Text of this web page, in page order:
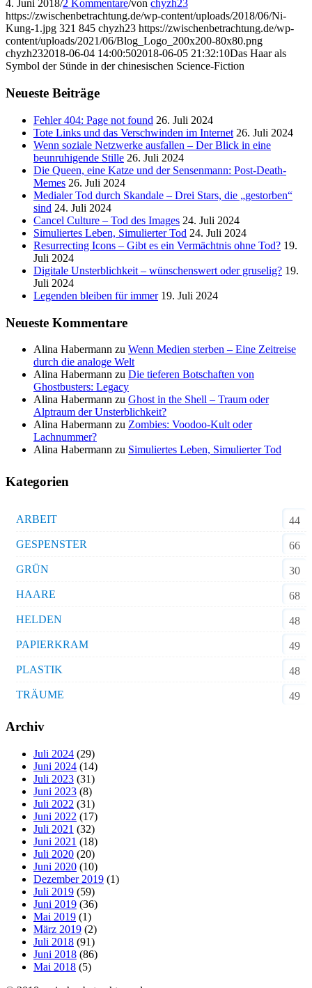
4. Juni 2018/2 Kommentare/von chyzh23
https://zwischenbetrachtung.de/wp-content/uploads/2018/06/Ni-
Kung-1.jpg 321 845 chyzh23 https://zwischenbetrachtung.de/wp-
content/uploads/2021/06/Blog_Logo_200x200-80x80.png
chyzh232018-06-04 14:00:502018-06-05 21:32:10Das Haar als
Symbol der Sünde in der chinesischen Science-Fiction
Neueste Beiträge
Fehler 404: Page not found 26. Juli 2024
Tote Links und das Verschwinden im Internet 26. Juli 2024
Wenn soziale Netzwerke ausfallen – Der Blick in eine
beunruhigende Stille 26. Juli 2024
Die Queen, eine Katze und der Sensenmann: Post-Death-
Memes 26. Juli 2024
Medialer Tod durch Skandale – Drei Stars, die „gestorben“
sind 24. Juli 2024
Cancel Culture – Tod des Images 24. Juli 2024
Simuliertes Leben, Simulierter Tod 24. Juli 2024
Resurrecting Icons – Gibt es ein Vermächtnis ohne Tod? 19.
Juli 2024
Digitale Unsterblichkeit – wünschenswert oder gruselig? 19.
Juli 2024
Legenden bleiben für immer 19. Juli 2024
Neueste Kommentare
Alina Habermann zu Wenn Medien sterben – Eine Zeitreise
durch die analoge Welt
Alina Habermann zu Die tieferen Botschaften von
Ghostbusters: Legacy
Alina Habermann zu Ghost in the Shell – Traum oder
Alptraum der Unsterblichkeit?
Alina Habermann zu Zombies: Voodoo-Kult oder
Lachnummer?
Alina Habermann zu Simuliertes Leben, Simulierter Tod
Kategorien
ARBEIT
44
GESPENSTER
66
GRÜN
30
HAARE
68
HELDEN
48
PAPIERKRAM
49
PLASTIK
48
TRÄUME
49
Archiv
Juli 2024 (29)
Juni 2024 (14)
Juli 2023 (31)
Juni 2023 (8)
Juli 2022 (31)
Juni 2022 (17)
Juli 2021 (32)
Juni 2021 (18)
Juli 2020 (20)
Juni 2020 (10)
Dezember 2019 (1)
Juli 2019 (59)
Juni 2019 (36)
Mai 2019 (1)
März 2019 (2)
Juli 2018 (91)
Juni 2018 (86)
Mai 2018 (5)